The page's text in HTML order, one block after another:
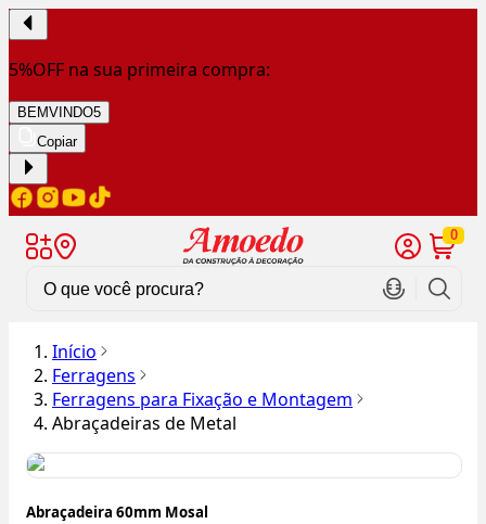
5%OFF na sua primeira compra:
BEMVINDO5
Copiar
0
Início
Ferragens
Ferragens para Fixação e Montagem
Abraçadeiras de Metal
Abraçadeira 60mm Mosal